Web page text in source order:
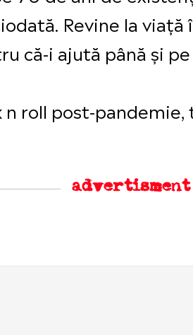
Revine la
că-i ajută până și
roll post-
advertisment